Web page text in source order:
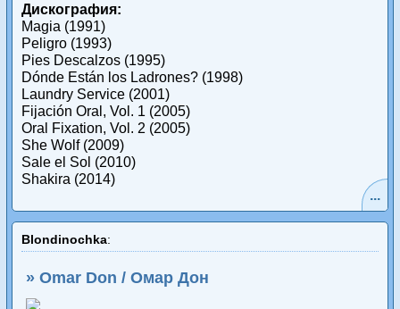
Дискография:
Magia (1991)
Peligro (1993)
Pies Descalzos (1995)
Dónde Están los Ladrones? (1998)
Laundry Service (2001)
Fijación Oral, Vol. 1 (2005)
Oral Fixation, Vol. 2 (2005)
She Wolf (2009)
Sale el Sol (2010)
Shakira (2014)
...
Blоndinоchka:
» Omar Don / Омар Дон